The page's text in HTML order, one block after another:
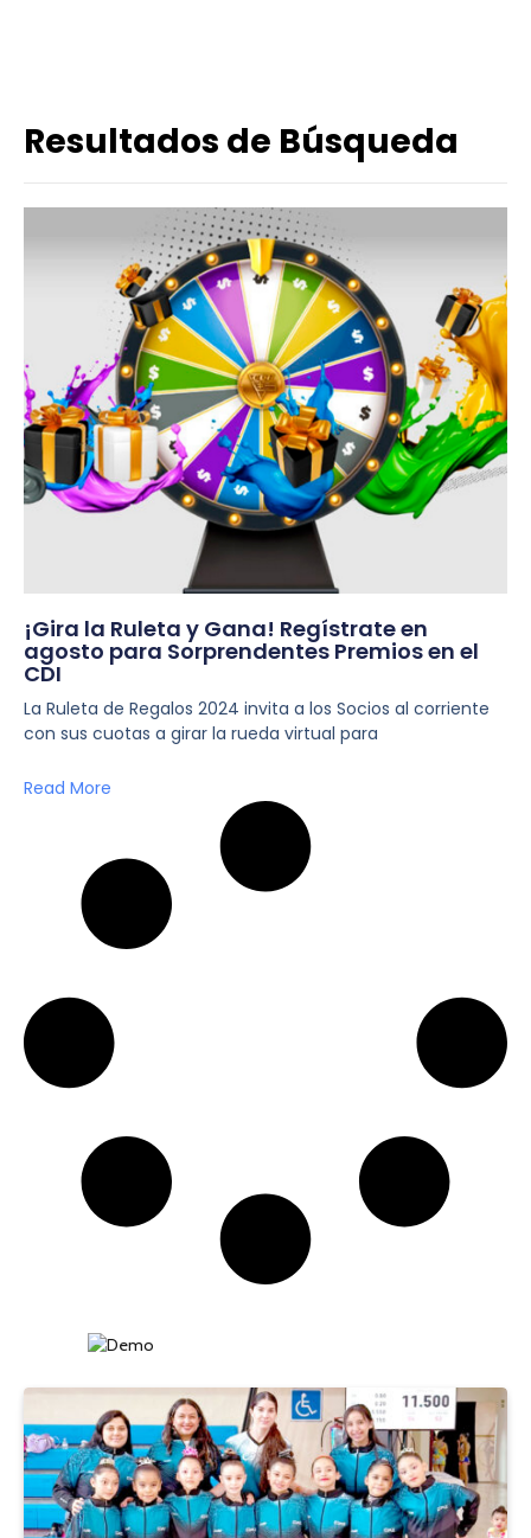
Resultados de Búsqueda
¡Gira la Ruleta y Gana! Regístrate en
agosto para Sorprendentes Premios en el
CDI
La Ruleta de Regalos 2024 invita a los Socios al corriente
con sus cuotas a girar la rueda virtual para
Read More